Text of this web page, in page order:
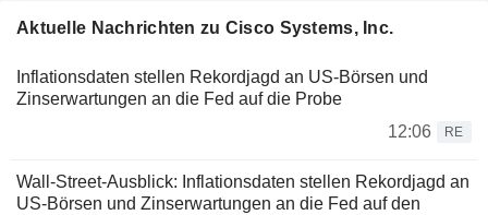
Aktuelle Nachrichten zu Cisco Systems, Inc.
Inflationsdaten stellen Rekordjagd an US-Börsen und
Zinserwartungen an die Fed auf die Probe
12:06
RE
Wall-Street-Ausblick: Inflationsdaten stellen Rekordjagd an
US-Börsen und Zinserwartungen an die Fed auf den